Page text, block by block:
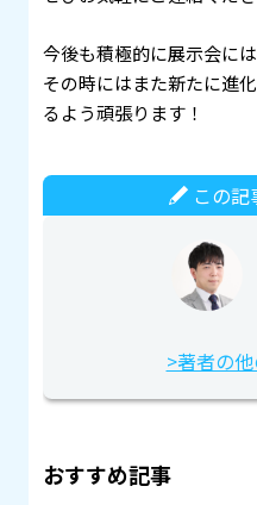
今後も積極的に展示会に
その時にはまた新たに進
るよう頑張ります！
この
>著者の
おすすめ記事